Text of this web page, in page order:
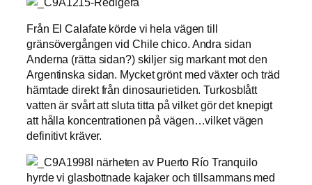
Från El Calafate körde vi hela vägen till
gränsövergången vid Chile chico. Andra sidan
Anderna (rätta sidan?) skiljer sig markant mot den
Argentinska sidan. Mycket grönt med växter och träd
hämtade direkt från dinosaurietiden. Turkosblått
vatten är svårt att sluta titta på vilket gör det knepigt
att hålla koncentrationen på vägen…vilket vägen
definitivt kräver.
I närheten av Puerto Río Tranquilo
hyrde vi glasbottnade kajaker och tillsammans med